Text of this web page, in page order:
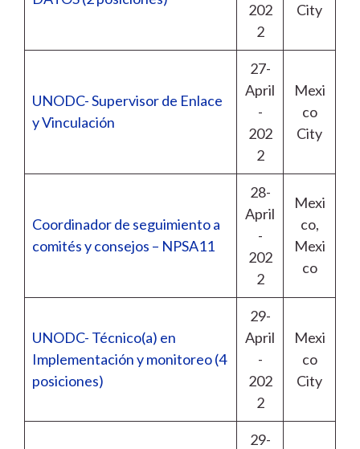
202
2
City
UNODC- Supervisor de Enlace
y Vinculación
27-
April
-
202
2
Mexi
co
City
Coordinador de seguimiento a
comités y consejos – NPSA11
28-
April
-
202
2
Mexi
co,
Mexi
co
UNODC- Técnico(a) en
Implementación y monitoreo (4
posiciones)
29-
April
-
202
2
Mexi
co
City
29-